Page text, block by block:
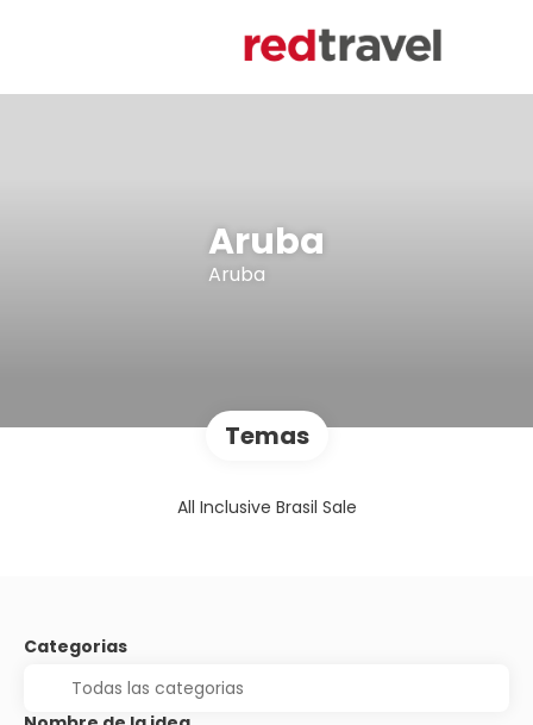
Aruba
Aruba
Temas
All Inclusive Brasil Sale
Categorias